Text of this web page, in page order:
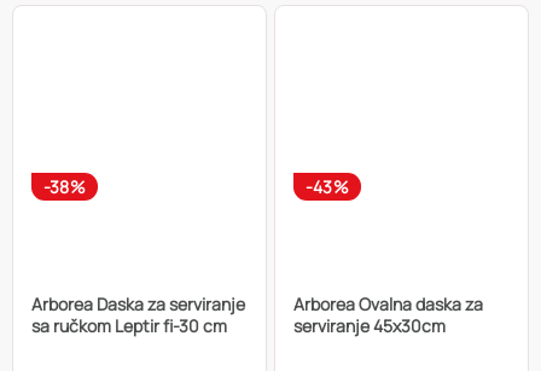
-38%
Arborea Daska za serviranje
sa ručkom Leptir fi-30 cm
-43%
Arborea Ovalna daska za
serviranje 45x30cm